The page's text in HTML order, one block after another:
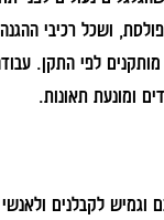
ושכל רכיבי
לפי התקן.
ומונעת תאונות.
וגמיש לקבלנים